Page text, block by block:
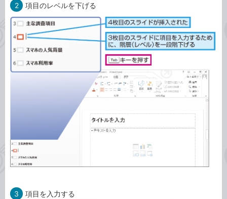
2 項目のレベルを下げる
3 項目を入力する